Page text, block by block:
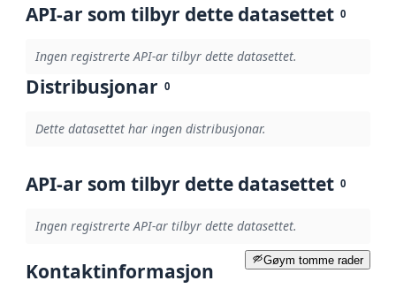
API-ar som tilbyr dette datasettet 0
Ingen registrerte API-ar tilbyr dette datasettet.
Distribusjonar 0
Dette datasettet har ingen distribusjonar.
API-ar som tilbyr dette datasettet 0
Ingen registrerte API-ar tilbyr dette datasettet.
Gøym tomme rader
Kontaktinformasjon